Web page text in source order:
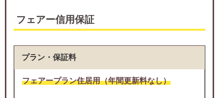
フェアー信用保証
プラン・保証料
フェアープラン住居用（年間更新料なし）